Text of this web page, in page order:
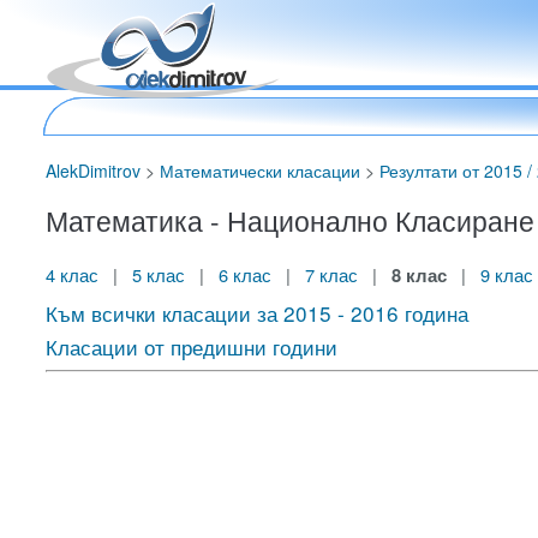
AlekDimitrov> Математически класации > Резултати от 2015 /
Математика - Национално Класиране
4 клас | 5 клас | 6 клас | 7 клас | 8 клас| 9 клас
Към всички класации за 2015 - 2016 година
Класации от предишни години